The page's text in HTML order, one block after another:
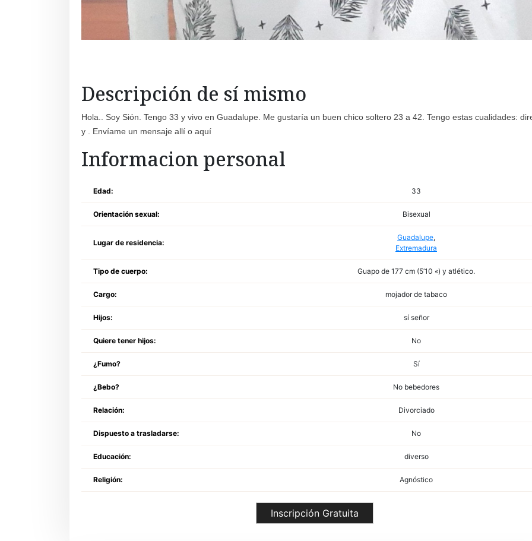
Descripción de sí mismo
Hola.. Soy Sión. Tengo 33 y vivo en Guadalupe. Me gustaría un buen chico soltero 23 a 42. Tengo estas cualidades:
y . Envíame un mensaje allí o aquí
Informacion personal
Edad: 33
Orientación sexual: Bisexual
Lugar de residencia:
Guadalupe,
Extremadura
Tipo de cuerpo: Guapo de 177 cm (5’10 «) y atlético.
Cargo: mojador de tabaco
Hijos: sí señor
Quiere tener hijos: No
¿Fumo? Sí
¿Bebo? No bebedores
Relación: Divorciado
Dispuesto a trasladarse: No
Educación: diverso
Religión: Agnóstico
Inscripción Gratuita